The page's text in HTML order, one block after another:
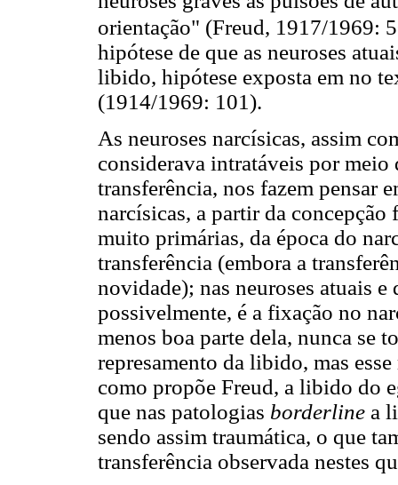
orientação" (Freud, 1917/1969:
hipótese de que as neuroses
libido, hipótese exposta em no
(1914/1969: 101).
As neuroses narcísicas, assim
considerava intratáveis por
transferência, nos fazem pensar
narcísicas, a partir da
muito primárias, da época do
transferência (embora a
novidade); nas neuroses atuais
possivelmente, é a fixação no
menos boa parte dela, nunca se
represamento da libido, mas
como propõe Freud, a libido do
que nas patologias borderline a
sendo assim traumática, o que
transferência observada nestes